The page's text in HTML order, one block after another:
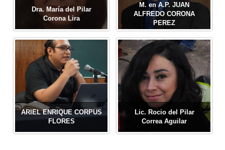
Dra. María del Pilar
Corona Lira
M. en A.P. JUAN
ALFREDO CORONA
PEREZ
ARIEL ENRIQUE CORPUS
FLORES
Lic. Rocio del Pilar
Correa Aguilar